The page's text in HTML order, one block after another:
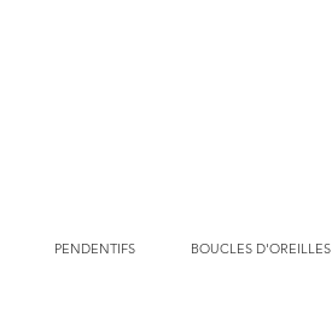
PENDENTIFS BOUCLES D'OREILLES